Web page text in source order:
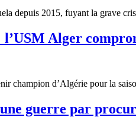
depuis 2015, fuyant la grave
Alger
champion d’Algérie pour la
guerre par